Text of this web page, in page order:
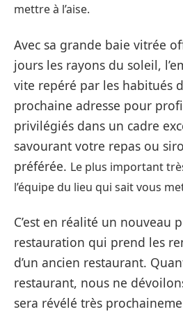
mettre à l’aise.
Avec sa grande baie vitrée
jours les rayons du soleil,
vite repéré par les habitués
prochaine adresse pour
privilégiés dans un cadre
savourant votre repas ou
préférée. Le plus important
l’équipe du lieu qui sait vous
C’est en réalité un nouveau
restauration qui prend les
d’un ancien restaurant.
restaurant, nous ne
sera révélé très